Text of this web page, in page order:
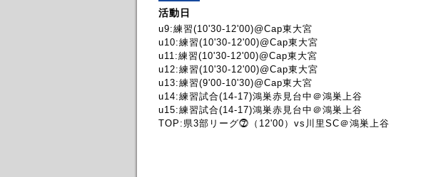
活動日
u9:練習(10'30-12'00)@Cap東大宮
u10:練習(10'30-12'00)@Cap東大宮
u11:練習(10'30-12'00)@Cap東大宮
u12:練習(10'30-12'00)@Cap東大宮
u13:練習(9'00-10'30)@Cap東大宮
u14:練習試合(14-17)鴻巣赤見台中＠鴻巣上谷
u15:練習試合(14-17)鴻巣赤見台中＠鴻巣上谷
TOP:県3部リーグ⓻（12'00）vs川里SC＠鴻巣上谷